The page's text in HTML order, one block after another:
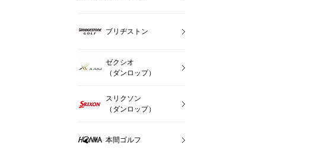
ブリヂストン
ゼクシオ
（ダンロップ）
スリクソン
（ダンロップ）
本間ゴルフ